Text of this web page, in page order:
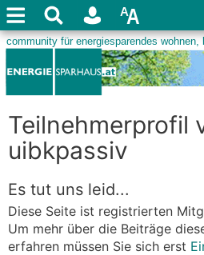
Teilnehmerprofil
uibkpassiv
Es tut uns leid...
Diese Seite ist registrierten
Um mehr über die Beiträge
erfahren müssen Sie sich erst